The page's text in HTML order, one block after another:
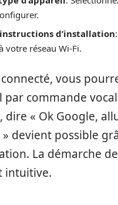
d’installation
votre réseau Wi-Fi.
vous
par commande
dire « Ok Google,
devient possible
La démarche
intuitive.